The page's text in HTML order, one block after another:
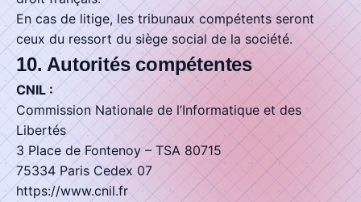
En cas de litige, les tribunaux compétents seront
ceux du ressort du siège social de la société.
10. Autorités compétentes
CNIL :
Commission Nationale de l’Informatique et des
Libertés
3 Place de Fontenoy – TSA 80715
75334 Paris Cedex 07
https://www.cnil.fr